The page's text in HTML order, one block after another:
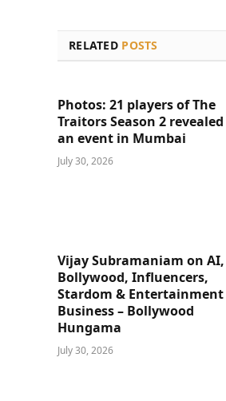
RELATED POSTS
Photos: 21 players of The
Traitors Season 2
an event in Mumbai
July 30, 2026
Vijay Subramaniam on AI,
Bollywood, Influencers,
Stardom & Entertainment
Business – Bollywood
Hungama
July 30, 2026